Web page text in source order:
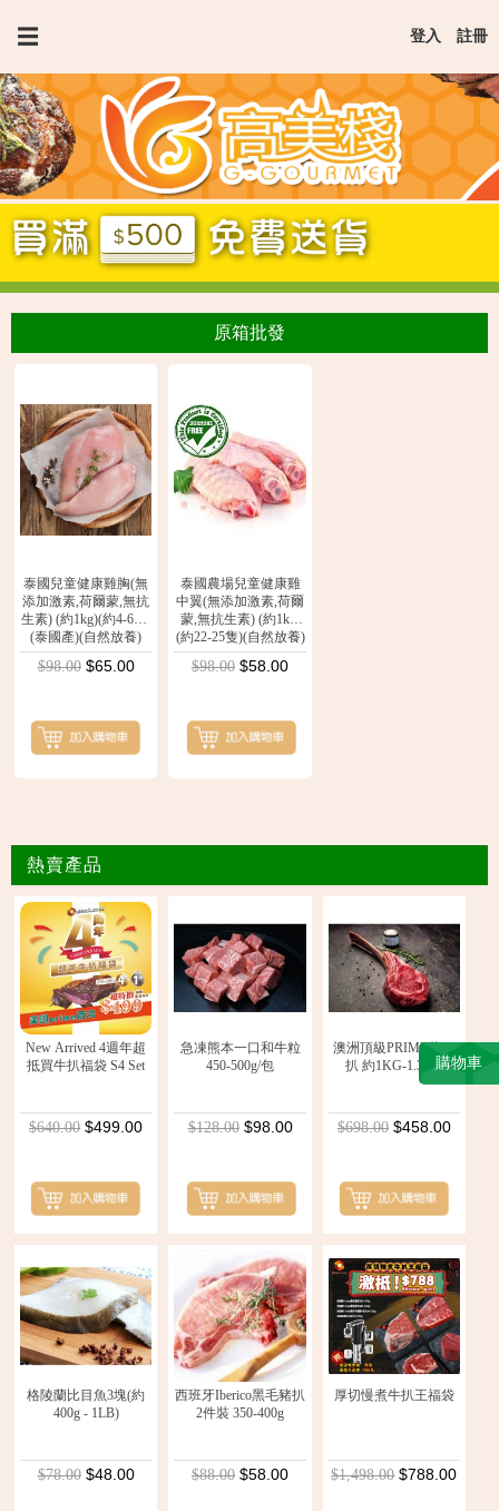
☰ 登入 註冊
購物車
原箱批發
泰國兒童健康雞胸(無
添加激素,荷爾蒙,無抗
生素) (約1kg)(約4-6件)
(泰國產)(自然放養)
$98.00 $65.00
泰國農場兒童健康雞
中翼(無添加激素,荷爾
蒙,無抗生素) (約1kg)
(約22-25隻)(自然放養)
$98.00 $58.00
熱賣產品
New Arrived 4週年超
抵買牛扒福袋 S4 Set
$640.00 $499.00
急凍熊本一口和牛粒
450-500g/包
$128.00 $98.00
澳洲頂級PRIME斧頭
扒 約1KG-1.3KG
$698.00 $458.00
格陵蘭比目魚3塊(約
400g - 1LB)
$78.00 $48.00
西班牙Iberico黑毛豬扒
2件裝 350-400g
$88.00 $58.00
厚切慢煮牛扒王福袋
$1,498.00 $788.00